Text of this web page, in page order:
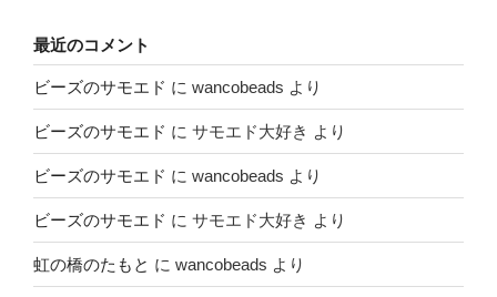
最近のコメント
ビーズのサモエド に wancobeads より
ビーズのサモエド に サモエド大好き より
ビーズのサモエド に wancobeads より
ビーズのサモエド に サモエド大好き より
虹の橋のたもと に wancobeads より